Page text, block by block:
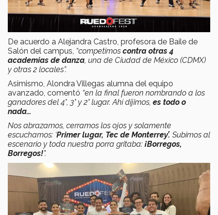
De acuerdo a Alejandra Castro, profesora de Baile de
Salón del campus, “competimos contra otras 4
academias de danza , una de Ciudad de México (CDMX)
y otras 2 locales”.
Asimismo, Alondra Villegas alumna del equipo
avanzado, comentó “en la final fueron nombrando a los
ganadores del 4°, 3° y 2° lugar. Ahí dijimos, es todo o
nada…
Nos abrazamos, cerramos los ojos y solamente
escuchamos: ‘Primer lugar, Tec de Monterrey’. Subimos al
escenario y toda nuestra porra gritaba: ¡Borregos,
Borregos!”.